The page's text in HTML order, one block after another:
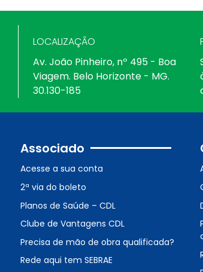
LOCALIZAÇÃO
Av. João Pinheiro, nº 495 - Boa
Viagem. Belo Horizonte - MG.
30.130-185
Associado
Acesse a sua conta
2ª via do boleto
Planos de Saúde – CDL
Clube de Vantagens CDL
Precisa de mão de obra qualificada?
Rede aqui tem SEBRAE